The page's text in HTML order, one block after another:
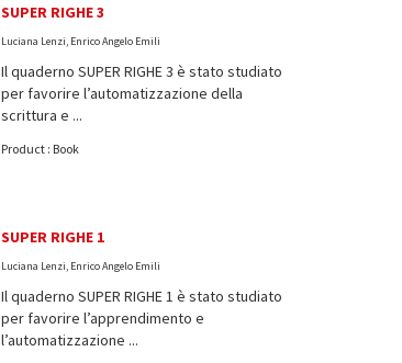
SUPER RIGHE 3
Luciana Lenzi, Enrico Angelo Emili
Il quaderno SUPER RIGHE 3 è stato studiato
per favorire l’automatizzazione della
scrittura e ...
Product : Book
SUPER RIGHE 1
Luciana Lenzi, Enrico Angelo Emili
Il quaderno SUPER RIGHE 1 è stato studiato
per favorire l’apprendimento e
l’automatizzazione ...